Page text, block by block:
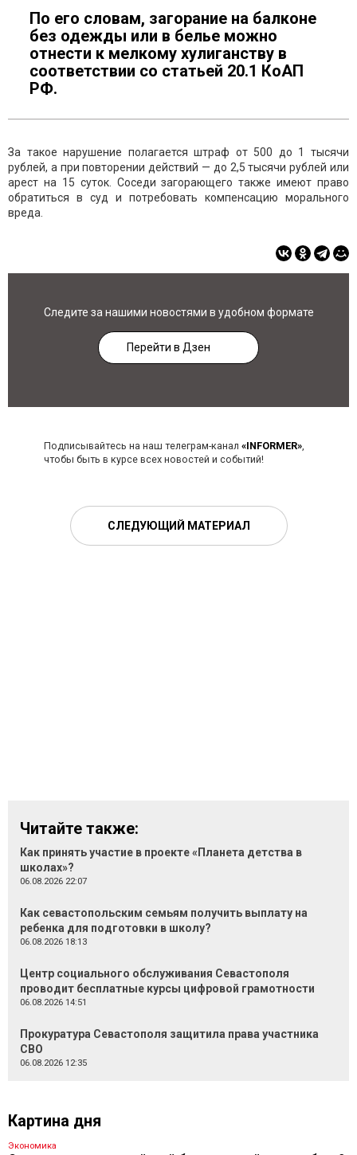
По его словам, загорание на балконе
без одежды или в белье можно
отнести к мелкому хулиганству в
соответствии со статьей 20.1 КоАП
РФ.
За такое нарушение полагается штраф от 500 до 1 тысячи
рублей, а при повторении действий — до 2,5 тысячи рублей или
арест на 15 суток. Соседи загорающего также имеют право
обратиться в суд и потребовать компенсацию морального
вреда.
Следите за нашими новостями в удобном формате
Перейти в Дзен
Подписывайтесь на наш телеграм-канал «INFORMER»,
чтобы быть в курсе всех новостей и событий!
СЛЕДУЮЩИЙ МАТЕРИАЛ
Читайте также:
Как принять участие в проекте «Планета детства в
школах»?
06.08.2026 22:07
Как севастопольским семьям получить выплату на
ребенка для подготовки в школу?
06.08.2026 18:13
Центр социального обслуживания Севастополя
проводит бесплатные курсы цифровой грамотности
06.08.2026 14:51
Прокуратура Севастополя защитила права участника
СВО
06.08.2026 12:35
Картина дня
Экономика